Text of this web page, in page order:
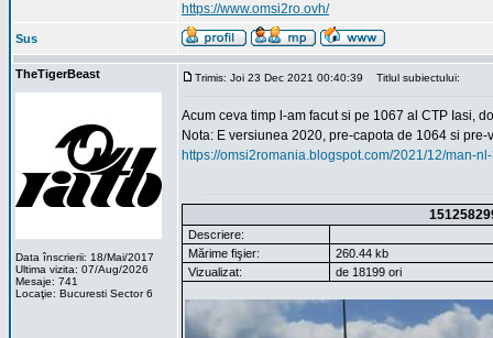
https://www.omsi2ro.ovh/
Sus
TheTigerBeast
Data înscrierii: 18/Mai/2017
Ultima vizita: 07/Aug/2026
Mesaje: 741
Locaţie: Bucuresti Sector 6
Trimis: Joi 23 Dec 2021 00:40:39 Titlul subiectului:
Acum ceva timp l-am facut si pe 1067 al CTP Iasi,
Nota: E versiunea 2020, pre-capota de 1064 si pre-
https://omsi2romania.blogspot.com/2021/12/man-
Descriere:
Mărime fişier:
260.44 kb
Vizualizat:
de 18199 ori